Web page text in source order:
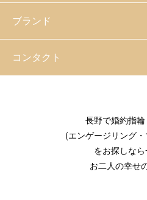
ブランド
コンタクト
長野で婚約指
(エンゲージリング
をお探しな
お二人の幸せ